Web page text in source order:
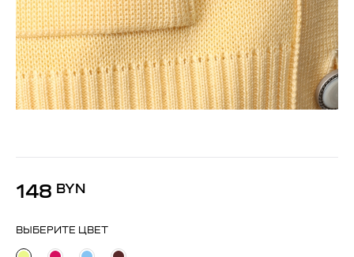
148 BYN
ВЫБЕРИТЕ ЦВЕТ